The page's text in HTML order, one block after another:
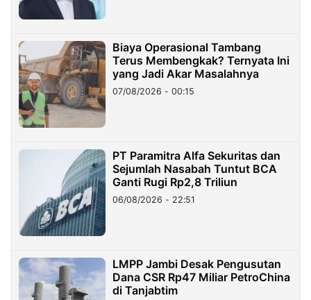
Biaya Operasional Tambang
Terus Membengkak? Ternyata Ini
yang Jadi Akar Masalahnya
07/08/2026 - 00:15
PT Paramitra Alfa Sekuritas dan
Sejumlah Nasabah Tuntut BCA
Ganti Rugi Rp2,8 Triliun
06/08/2026 - 22:51
LMPP Jambi Desak Pengusutan
Dana CSR Rp47 Miliar PetroChina
di Tanjabtim